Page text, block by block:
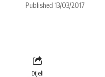
Published 13/03/2017
Dijeli